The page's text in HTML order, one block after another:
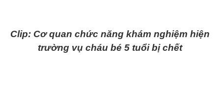
Clip: Cơ quan chức năng khám nghiệm hiện
trường vụ cháu bé 5 tuổi bị chết